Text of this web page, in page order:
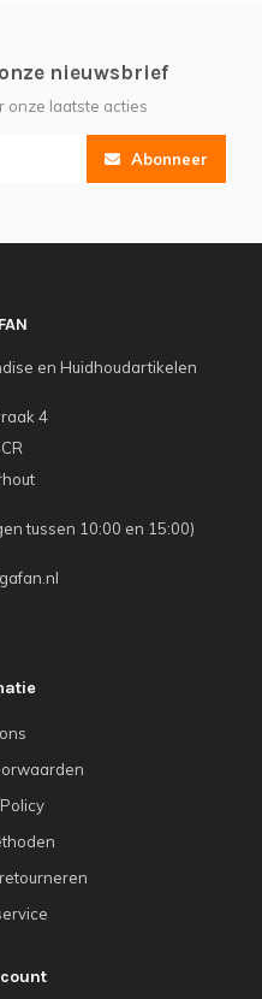
nieuwsbrief
onze laatste acties
Abonneer
en Huidhoudartikelen
4
tussen 10:00 en 15:00)